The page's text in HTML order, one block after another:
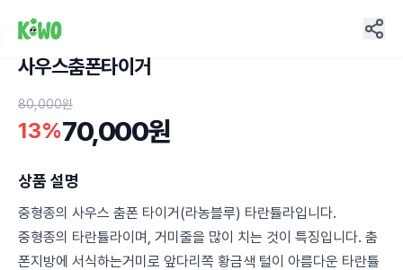
사우스춤폰타이거
80,000원
13%70,000원
상품 설명
중형종의 사우스 춤폰 타이거(라농블루) 타란튤라입니다.
중형종의 타란튤라이며, 거미줄을 많이 치는 것이 특징입니다. 춤
폰지방에 서식하는거미로 앞다리쪽 황금색 털이 아름다운 타란튤